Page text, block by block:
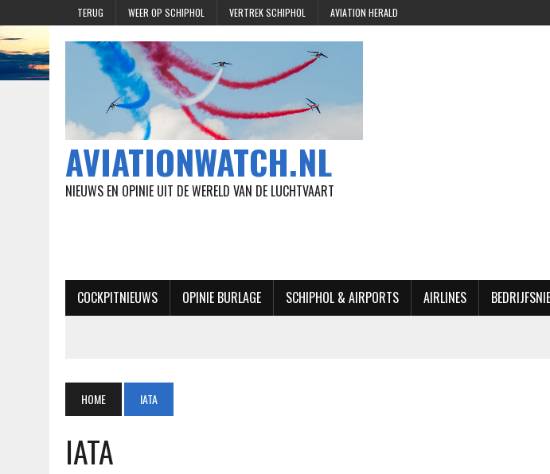
TERUG WEER OP SCHIPHOL VERTREK SCHIPHOL AVIATION HERALD
AVIATIONWATCH.NL
NIEUWS EN OPINIE UIT DE WERELD VAN DE LUCHTVAART
COCKPITNIEUWS OPINIE BURLAGE SCHIPHOL & AIRPORTS AIRLINES
HOME IATA
IATA